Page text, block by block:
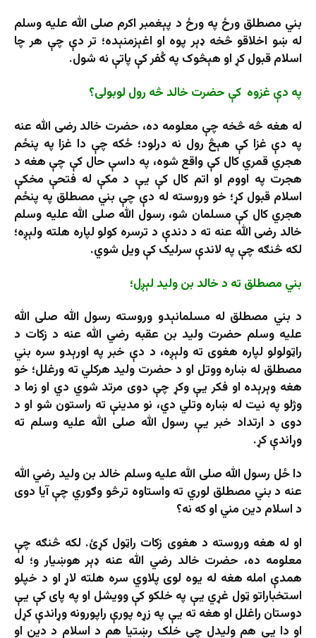
بني مصطلق ورځ په ورځ د پېغمبر اکرم صلی الله علیه وسلم
له ښو اخلاقو څخه ډېر پوه او اغېزمنېده؛ تر دې چې هر چا
اسلام قبول کړ او هېڅوک په کُفر کې پاتې نه شول.
په دې غزوه کې حضرت خالد څه رول لوبولی؟
له هغه څه څخه چې معلومه ده، حضرت خالد رضی الله عنه
په دې غزا کې هېڅ رول نه درلود؛ ځکه چې دا غزا په پنځم
هجري قمري کال کې واقع شوه، په داسې حال کې چې هغه د
هجرت په اووم او اتم کال کې یې د مکې له فتحې مخکې
اسلام قبول کړ؛ خو وروسته له دې چې بني مصطلق په پنځم
هجري کال کې مسلمان شو، رسول الله صلی الله علیه وسلم
خالد رضی الله عنه ته د دندې د ترسره کولو لپاره هلته ولېږه؛
لکه څنګه چې په لاندې سرلیک کې ویل شوي.
بني مصطلق ته د خالد بن وليد لېږل؛
د بني مصطلق له مسلمانېدو وروسته رسول الله صلی الله
علیه وسلم حضرت ولید بن عقبه رضي الله عنه د زکات د
راټولولو لپاره هغوی ته ولېږه، د دې خبر په اورېدو سره بني
مصطلق له ښاره ووتل او د حضرت ولید هرکلي ته ورغلل؛ خو
هغه وېرېده او فکر یې وکړ چې دوی مرتد شوي دي او زما د
وژلو په نیت له ښاره وتلي دي، نو مدینې ته راستون شو او د
دوی د ارتداد خبر یې رسول الله صلی الله علیه وسلم ته
وړاندې کړ.
دا ځل رسول الله صلی الله علیه وسلم خالد بن ولید رضي الله
عنه د بني مصطلق لوري ته واستاوه ترڅو وګوري چې آیا دوی
د اسلام دین مني او که نه؟
او له هغه وروسته د هغوی زکات راټول کړئ. لکه څنګه چې
معلومه ده، حضرت خالد رضي الله عنه ډېر هوښيار و؛ له
همدې امله هغه له يوه لوى پلاوي سره هلته لاړ او د خپلو
استخباراتو ټول غړي يې په خلکو کې وويشل او په پاى کې يې
دوستان راغلل او هغه ته يې په زړه پورې راپورونه وړاندې کړل
او دا يې هم وليدل چې خلک رښتيا هم د اسلام د دین او